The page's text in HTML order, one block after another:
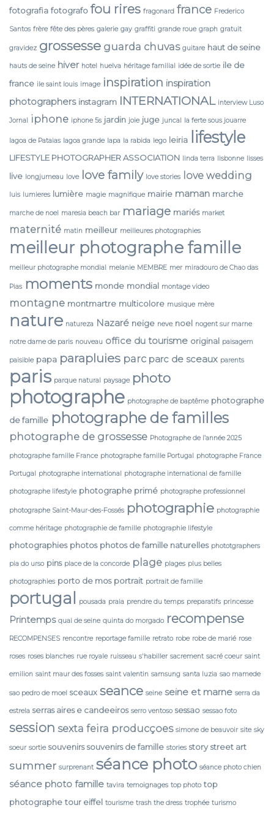
fotografia fotografo fou rires fragonard france Frederico
Santos frère fête des pères galerie gay graffiti grande roue graph gratuit
gravidez grossesse guarda chuvas guitare haut de seine
hauts de seine hiver hotel huelva héritage familial idée de sortie ile de
france ile saint louis image inspiration inspiration
photographers instagram INTERNATIONAL interview Luso
Jornal iphone iphone 5s jardin joie juge juncal la ferte sous jouarre
lagoa de Pataias lagoa grande lapa la rabida lego leiria lifestyle
LIFESTYLE PHOTOGRAPHER ASSOCIATION linda terra lisbonne lisses
live longjumeau love love family love stories love wedding
luis lumieres lumière magie magnifique mairie maman marche
marche de noel maresia beach bar mariage mariés market
maternité matin meilleur meilleures photographies
meilleur photographe famille
meilleur photographe mondial melanie MEMBRE mer miradouro de Chao das
Pias moments monde mondial montage video
montagne montmartre multicolore musique mère
nature natureza Nazaré neige neve noel nogent sur marne
notre dame de paris nouveau office du tourisme original paisagem
paisible papa parapluies parc parc de sceaux parents
paris parque natural paysage photo
photographe photographe de baptême photographe
de famille photographe de familles
photographe de grossesse Photographe de l’année 2025
photographe famille France photographe famille Portugal photographe France
Portugal photographe international photographe international de famille
photographe lifestyle photographe primé photographe professionnel
photographe Saint-Maur-des-Fossés photographie photographie
comme héritage photographie de famille photographie lifestyle
photographies photos photos de famille naturelles phototgraphers
pia do urso pins place de la concorde plage plages plus belles
photographies porto de mos portrait portrait de famille
portugal pousada praia prendre du temps preparatifs princesse
Printemps quai de seine quinta do morgado recompense
RECOMPENSES rencontre reportage famille retrato robe robe de marié rose
roses roses blanches rue royale ruisseau s'habiller sacrement sacré coeur saint
emilion saint maur des fosses saint valentin samsung santa luzia sao mamede
sao pedro de moel sceaux seance seine seine et marne serra da
estrela serras aires e candeeiros serro ventoso sessao sessao foto
session sexta feira producçoes simone de beauvoir site sky
soeur sortie souvenirs souvenirs de famille stories story street art
summer surprenant séance photo séance photo chien
séance photo famille tavira temoignages top photo top
photographe tour eiffel tourisme trash the dress trophée turismo